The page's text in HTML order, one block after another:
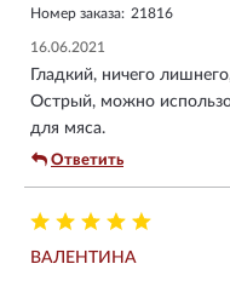
Номер заказа: 21816
16.06.2021
Гладкий, ничего
Острый, можно
для мяса.
Ответить
ВАЛЕНТИНА